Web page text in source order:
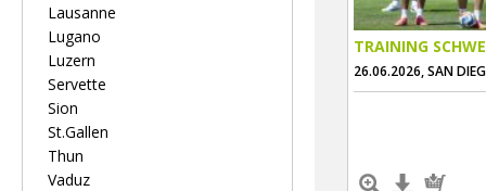
Lausanne
Lugano
Luzern
Servette
Sion
St.Gallen
Thun
Vaduz
TRAINING
26.06.2026, SAN